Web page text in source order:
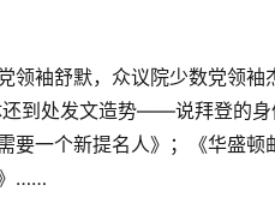
领袖舒默，众议院少数党领
到处发文造势——说拜登的
要一个新提名人》；《华盛
……